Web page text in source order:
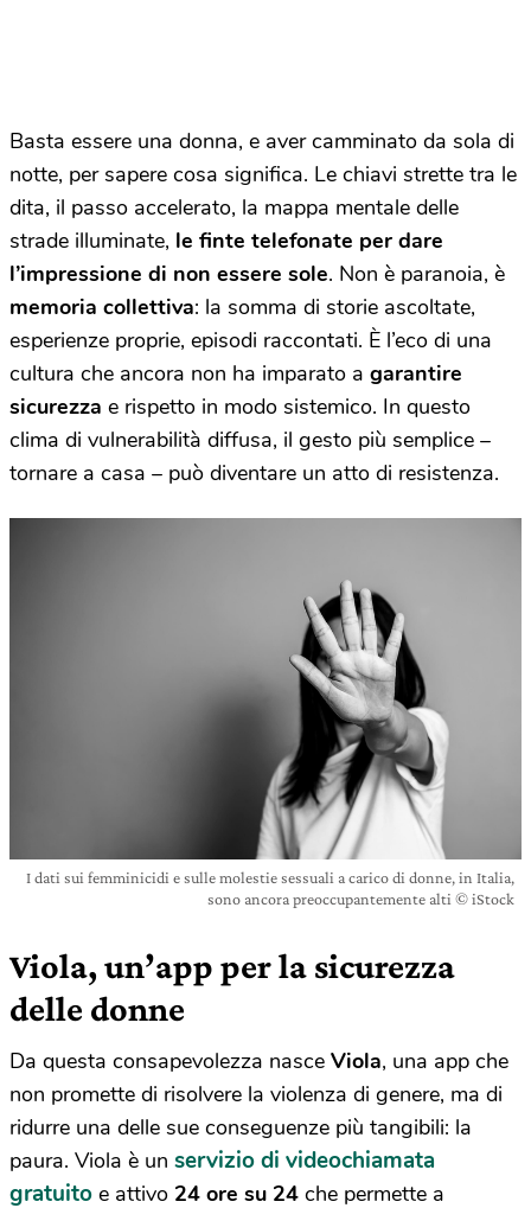
Basta essere una donna, e aver camminato da sola di
notte, per sapere cosa significa. Le chiavi strette tra le
dita, il passo accelerato, la mappa mentale delle
strade illuminate, le finte telefonate per dare
l’impressione di non essere sole. Non è paranoia, è
memoria collettiva: la somma di storie ascoltate,
esperienze proprie, episodi raccontati. È l’eco di una
cultura che ancora non ha imparato a garantire
sicurezza e rispetto in modo sistemico. In questo
clima di vulnerabilità diffusa, il gesto più semplice –
tornare a casa – può diventare un atto di resistenza.
I dati sui femminicidi e sulle molestie sessuali a carico di donne, in Italia,
sono ancora preoccupantemente alti © iStock
Viola, un’app per la sicurezza
delle donne
Da questa consapevolezza nasce Viola, una app che
non promette di risolvere la violenza di genere, ma di
ridurre una delle sue conseguenze più tangibili: la
paura. Viola è un servizio di videochiamata
gratuito e attivo 24 ore su 24 che permette a